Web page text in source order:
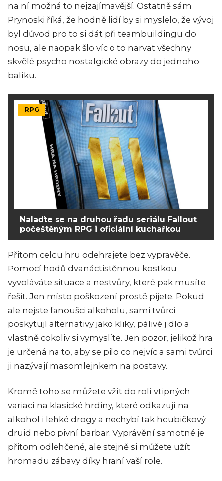
na ní možná to nejzajímavější. Ostatně sám
Prynoski říká, že hodně lidí by si myslelo, že vývoj
byl důvod pro to si dát při teambuildingu do
nosu, ale naopak šlo víc o to narvat všechny
skvělé psycho nostalgické obrazy do jednoho
balíku.
RPG
Nalaďte se na druhou řadu seriálu Fallout
počeštěným RPG i oficiální kuchařkou
Přitom celou hru odehrajete bez vypravěče.
Pomocí hodů dvanáctistěnnou kostkou
vyvoláváte situace a nestvůry, které pak musíte
řešit. Jen místo poškození prostě pijete. Pokud
ale nejste fanoušci alkoholu, sami tvůrci
poskytují alternativy jako kliky, pálivé jídlo a
vlastně cokoliv si vymyslíte. Jen pozor, jelikož hra
je určená na to, aby se pilo co nejvíc a sami tvůrci
ji nazývají masomlejnkem na postavy.
Kromě toho se můžete vžít do rolí vtipných
variací na klasické hrdiny, které odkazují na
alkohol i lehké drogy a nechybí tak houbičkový
druid nebo pivní barbar. Vyprávění samotné je
přitom odlehčené, ale stejně si můžete užít
hromadu zábavy díky hraní vaší role.